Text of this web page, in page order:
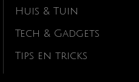
Huis & Tuin
Tech & Gadgets
Tips en tricks